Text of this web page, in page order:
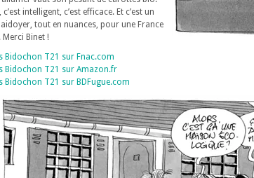
c’est intelligent, c’est efficace. Et c’est un
tout en nuances, pour une France
Binet !
Bidochon T21 sur Fnac.com
Bidochon T21 sur Amazon.fr
Bidochon T21 sur BDFugue.com